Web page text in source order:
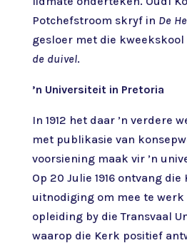
Potchefstroom skryf in De
gesloer met die kweekskool
de duivel.
’n Universiteit in Pretoria
In 1912 het daar ’n verdere
met publikasie van
voorsiening maak vir ’n
Op 20 Julie 1916 ontvang
uitnodiging om mee te werk
opleiding by die Transvaal
waarop die Kerk positief